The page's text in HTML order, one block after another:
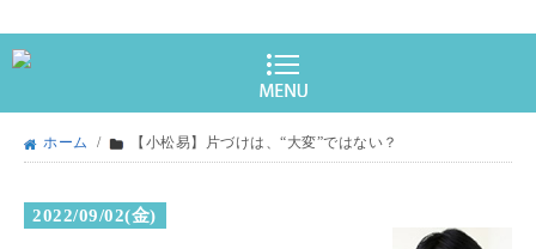
ホーム / 【小松易】片づけは、“大変”ではない？
2022/09/02(金)